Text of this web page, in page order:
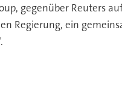
gegenüber Reuters
Regierung, ein
.